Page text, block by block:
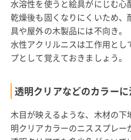
水溶性を使うと絵具がにじむ心
乾燥後も固くなりにくいため
具や屋外の木製品には不向き。
水性アクリルニスは工作用とし
プとして覚えておきましょう。
透明クリアなどのカラーに
木目が映えるような、木材の
明クリアカラーのニススプレー